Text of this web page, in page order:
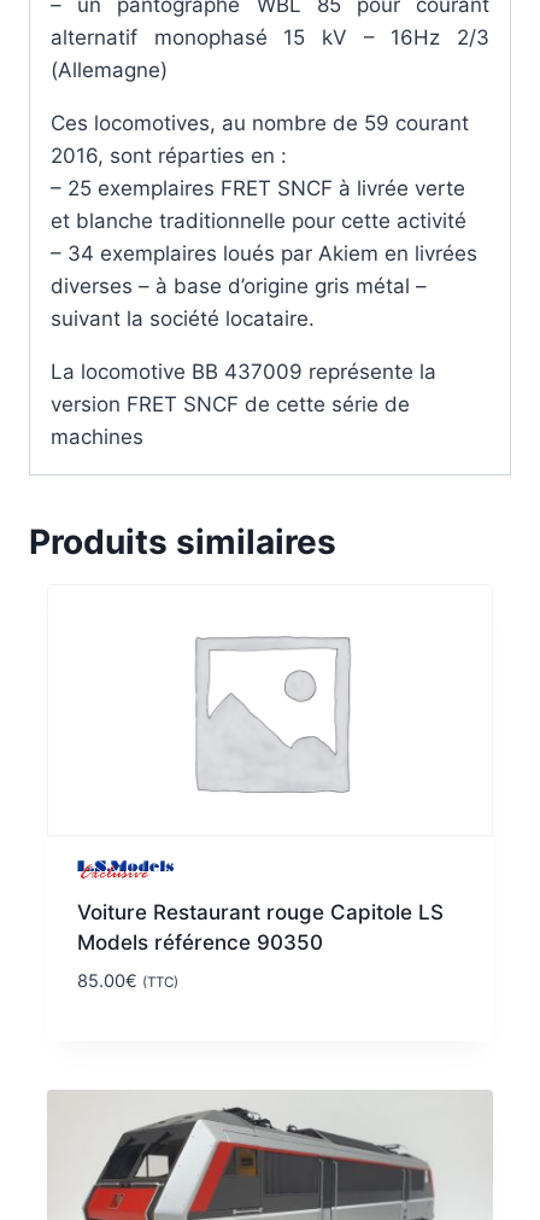
alternatif monophasé 15 kV – 16Hz 2/3
(Allemagne)
Ces locomotives, au nombre de 59 courant
2016, sont réparties en :
– 25 exemplaires FRET SNCF à livrée verte
et blanche traditionnelle pour cette activité
– 34 exemplaires loués par Akiem en livrées
diverses – à base d’origine gris métal –
suivant la société locataire.
La locomotive BB 437009 représente la
version FRET SNCF de cette série de
machines
Produits similaires
Voiture Restaurant rouge Capitole LS
Models référence 90350
85.00€ (TTC)